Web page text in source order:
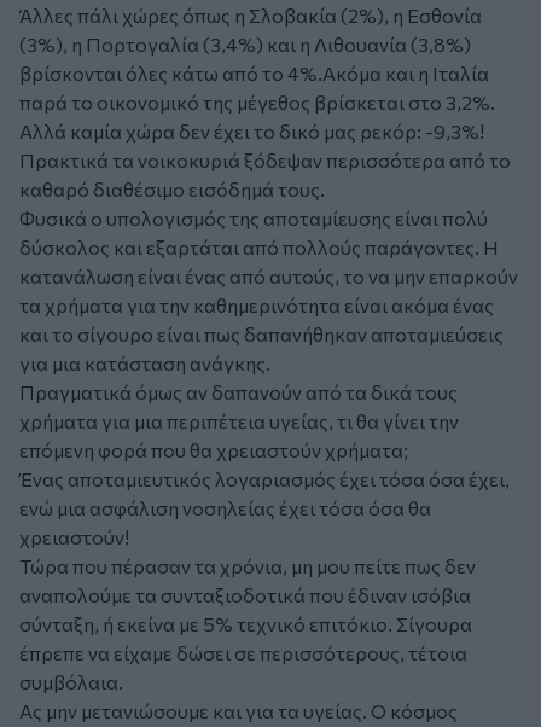
Άλλες πάλι χώρες όπως η Σλοβακία (2%), η Εσθονία
(3%), η Πορτογαλία (3,4%) και η Λιθουανία (3,8%)
βρίσκονται όλες κάτω από το 4%.Ακόμα και η Ιταλία
παρά το οικονομικό της μέγεθος βρίσκεται στο 3,2%.
Αλλά καμία χώρα δεν έχει το δικό μας ρεκόρ: -9,3%!
Πρακτικά τα νοικοκυριά ξόδεψαν περισσότερα από το
καθαρό διαθέσιμο εισόδημά τους.
Φυσικά ο υπολογισμός της αποταμίευσης είναι πολύ
δύσκολος και εξαρτάται από πολλούς παράγοντες. Η
κατανάλωση είναι ένας από αυτούς, το να μην επαρκούν
τα χρήματα για την καθημερινότητα είναι ακόμα ένας
και το σίγουρο είναι πως δαπανήθηκαν αποταμιεύσεις
για μια κατάσταση ανάγκης.
Πραγματικά όμως αν δαπανούν από τα δικά τους
χρήματα για μια περιπέτεια υγείας, τι θα γίνει την
επόμενη φορά που θα χρειαστούν χρήματα;
Ένας αποταμιευτικός λογαριασμός έχει τόσα όσα έχει,
ενώ μια ασφάλιση νοσηλείας έχει τόσα όσα θα
χρειαστούν!
Τώρα που πέρασαν τα χρόνια, μη μου πείτε πως δεν
αναπολούμε τα συνταξιοδοτικά που έδιναν ισόβια
σύνταξη, ή εκείνα με 5% τεχνικό επιτόκιο. Σίγουρα
έπρεπε να είχαμε δώσει σε περισσότερους, τέτοια
συμβόλαια.
Ας μην μετανιώσουμε και για τα υγείας. Ο κόσμος